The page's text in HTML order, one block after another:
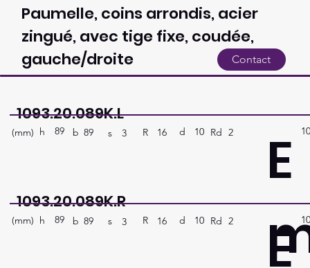
Paumelle, coins arrondis, acier
zingué, avec tige fixe, coudée,
gauche/droite
Contact
1093.20.089K.L
(mm) 89
h b 89 s 3 R 16 d 10 Rd 2
E
1093.20.089K.R
(mm) 89
h b 89 s 3 R 16 d 10 Rd 2
E